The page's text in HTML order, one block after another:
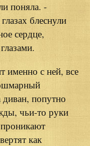
поняла. -
блеснули
сердце,
именно с ней, все
диван, попутно
чьи-то руки
как